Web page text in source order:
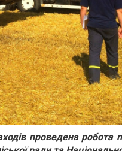
проведена робота